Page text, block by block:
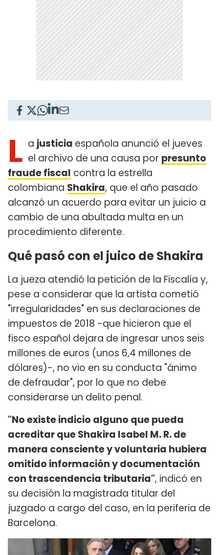
L a justicia española anunció el jueves
el archivo de una causa por presunto
fraude fiscal contra la estrella
colombiana Shakira, que el año pasado
alcanzó un acuerdo para evitar un juicio a
cambio de una abultada multa en un
procedimiento diferente.
Qué pasó con el juico de Shakira
La jueza atendió la petición de la Fiscalía y,
pese a considerar que la artista cometió
"irregularidades" en sus declaraciones de
impuestos de 2018 -que hicieron que el
fisco español dejara de ingresar unos seis
millones de euros (unos 6,4 millones de
dólares)-, no vio en su conducta "ánimo
de defraudar", por lo que no debe
considerarse un delito penal.
"No existe indicio alguno que pueda
acreditar que Shakira Isabel M. R. de
manera consciente y voluntaria hubiera
omitido información y documentación
con trascendencia tributaria", indicó en
su decisión la magistrada titular del
juzgado a cargo del caso, en la periferia de
Barcelona.